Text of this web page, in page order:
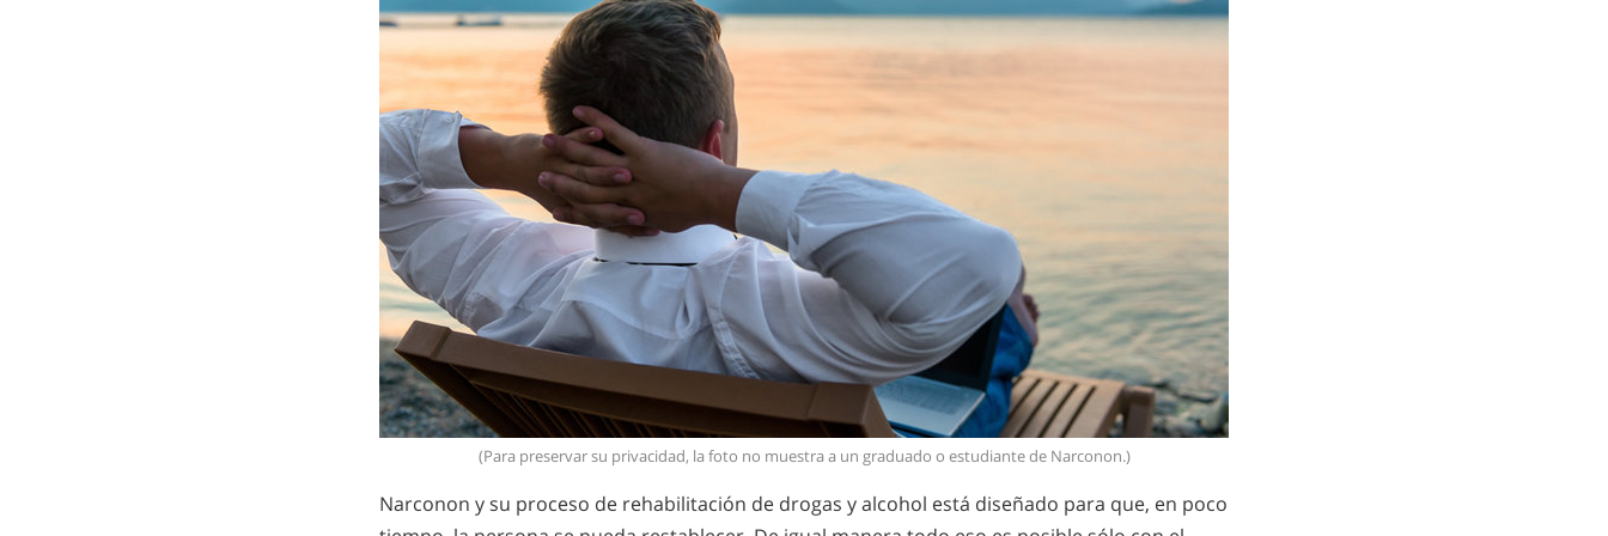
(Para preservar su privacidad, la foto no muestra a un graduado o estudiante de Narconon.)
Narconon y su proceso de rehabilitación de drogas y alcohol está diseñado para que, en poco